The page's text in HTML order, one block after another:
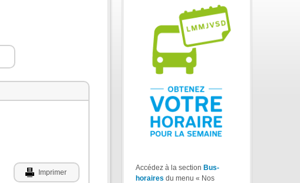
Imprimer
Accédez à la section Bus-
horaires du menu « Nos